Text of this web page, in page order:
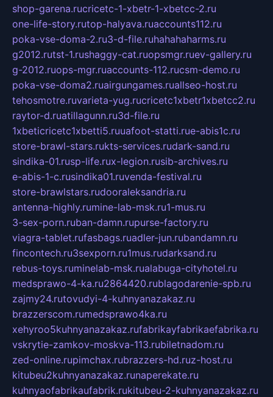
shop-garena.rucricetc-1-xbetr-1-xbetcc-2.ru
one-life-story.rutop-halyava.ruaccounts112.ru
poka-vse-doma-2.ru3-d-file.ruhahahaharms.ru
g2012.rutst-1.rushaggy-cat.ruopsmgr.ruev-gallery.ru
g-2012.ruops-mgr.ruaccounts-112.rucsm-demo.ru
poka-vse-doma2.ruairgungames.ruallseo-host.ru
tehosmotre.ruvarieta-yug.rucricetc1xbetr1xbetcc2.ru
raytor-d.ruatillagunn.ru3d-file.ru
1xbeticricetc1xbetti5.ruuafoot-statti.rue-abis1c.ru
store-brawl-stars.rukts-services.rudark-sand.ru
sindika-01.rusp-life.rux-legion.rusib-archives.ru
e-abis-1-c.rusindika01.ruvenda-festival.ru
store-brawlstars.rudooraleksandria.ru
antenna-highly.rumine-lab-msk.ru1-mus.ru
3-sex-porn.ruban-damn.rupurse-factory.ru
viagra-tablet.rufasbags.ruadler-jun.rubandamn.ru
fincontech.ru3sexporn.ru1mus.rudarksand.ru
rebus-toys.ruminelab-msk.rualabuga-cityhotel.ru
medsprawo-4-ka.ru2864420.rublagodarenie-spb.ru
zajmy24.rutovudyi-4-kuhnyanazakaz.ru
brazzerscom.rumedsprawo4ka.ru
xehyroo5kuhnyanazakaz.rufabrikayfabrikaefabrika.ru
vskrytie-zamkov-moskva-113.rubiletnadom.ru
zed-online.rupimchax.rubrazzers-hd.ruz-host.ru
kitubeu2kuhnyanazakaz.runaperekate.ru
kuhnyaofabrikaufabrik.rukitubeu-2-kuhnyanazakaz.ru